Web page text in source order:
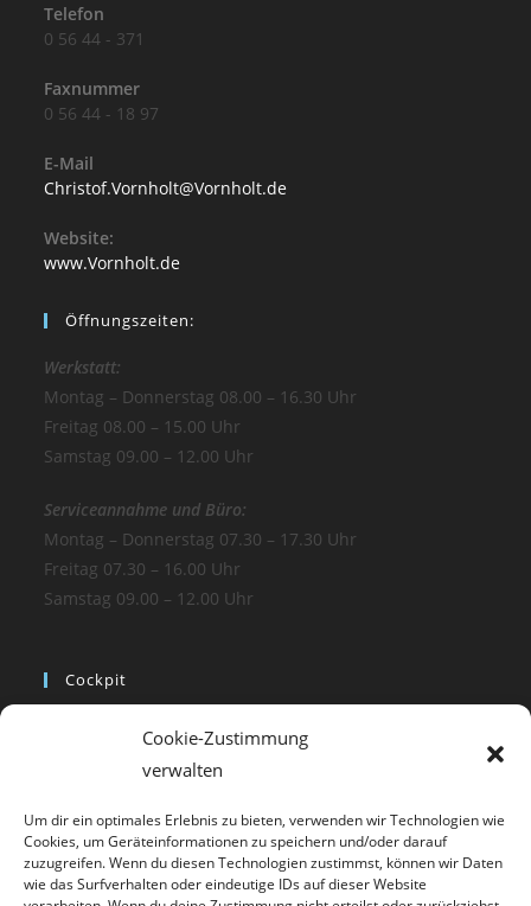
Cookie-Zustimmung
verwalten
Um dir ein optimales Erlebnis zu bieten, verwenden wir Technologien wie
Cookies, um Geräteinformationen zu speichern und/oder darauf
zuzugreifen. Wenn du diesen Technologien zustimmst, können wir Daten
wie das Surfverhalten oder eindeutige IDs auf dieser Website
Telefon
0 56 44 - 371
Faxnummer
0 56 44 - 18 97
E-Mail
Christof.Vornholt@Vornholt.de
Website:
www.Vornholt.de
Öffnungszeiten:
Werkstatt:
Montag – Donnerstag 08.00 – 16.30 Uhr
Freitag 08.00 – 15.00 Uhr
Samstag 09.00 – 12.00 Uhr
Serviceannahme und Büro:
Montag – Donnerstag 07.30 – 17.30 Uhr
Freitag 07.30 – 16.00 Uhr
Samstag 09.00 – 12.00 Uhr
Cockpit
Werkstatt / Service
Mietwagen